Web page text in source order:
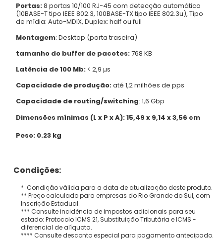
Portas:8 portas 10/100 RJ-45 com detecção automática
(10BASE-T tipo IEEE 802.3, 100BASE-TX tipo IEEE 802.3u), Tipo
de mídia: Auto-MDIX, Duplex: half ou full
Montagem: Desktop (porta traseira)
tamanho do buffer de pacotes:768 KB
Latência de 100 Mb: < 2,9 µs
Capacidade de produção:até 1,2 milhões de pps
Capacidade de routing/switching: 1,6 Gbp
Dimensões mínimas (L x P x A):15,49 x 9,14 x 3,56 cm
Peso: 0.23 kg
Condições:
* Condição válida para a data de atualização deste produto.
** Preço calculado para empresas do Rio Grande do Sul, com
Inscrição Estadual.
*** Consulte incidência de impostos adicionais para seu
estado: Protocolo ICMS 21, Substituição Tributária e ICMS -
diferencial de alíquota.
**** Consulte desconto especial para pagamento antecipado.